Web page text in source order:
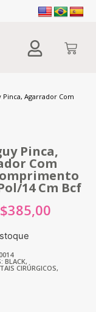
Pinca, Agarrador Com
Pinca,
Com
14 Cm Bcf
385,00
BLACK,
CIRÚRGICOS,